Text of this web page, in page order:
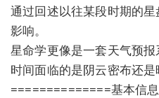
通过回述以往某段时期的
影响。
星命学更像是一套天气预
时间面临的是阴云密布还是
==============基本信